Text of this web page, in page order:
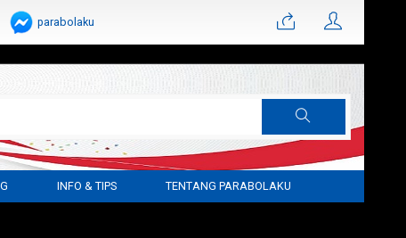
parabolaku
INFO & TIPS TENTANG PARABOLAKU